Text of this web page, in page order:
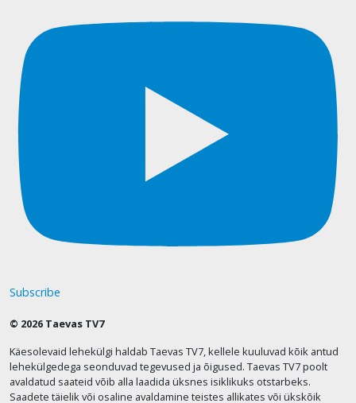
Subscribe
© 2026 Taevas TV7
Käesolevaid lehekülgi haldab Taevas TV7, kellele kuuluvad kõik antud
lehekülgedega seonduvad tegevused ja õigused. Taevas TV7 poolt
avaldatud saateid võib alla laadida üksnes isiklikuks otstarbeks.
Saadete täielik või osaline avaldamine teistes allikates või ükskõik